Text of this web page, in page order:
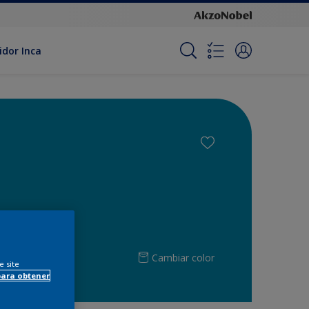
Inca
Cambiar color
site
obtener